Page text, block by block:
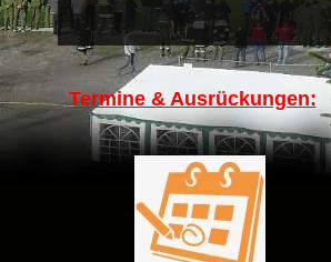
Termine & Ausrückungen: